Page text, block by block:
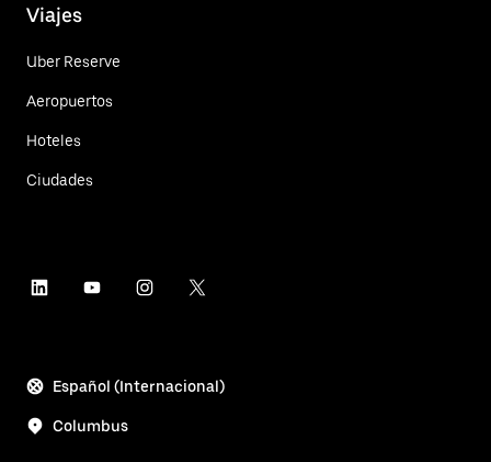
Viajes
Uber Reserve
Aeropuertos
Hoteles
Ciudades
Español (Internacional)
Columbus